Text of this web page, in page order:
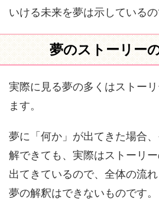
いける未来を夢は示しているの
夢のストーリー
実際に見る夢の多くはストー
ます。
夢に「何か」が出てきた場合
解できても、実際はストーリ
出てきているので、全体の流
夢の解釈はできないものです。